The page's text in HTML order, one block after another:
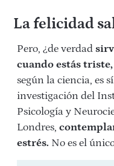
La felicidad
Pero, ¿de verdad
cuando estás triste,
según la ciencia, es
investigación del
Psicología y
Londres,
estrés. No es el